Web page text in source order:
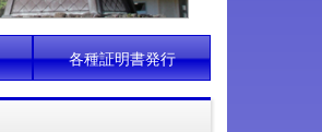
各種証明書発行